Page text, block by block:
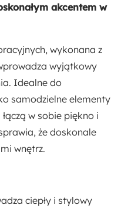
akcentem w
wykonana z
wyjątkowy
Idealne do
samodzielne elementy
w sobie piękno i
że doskonale
wnętrz.
ciepły i stylowy